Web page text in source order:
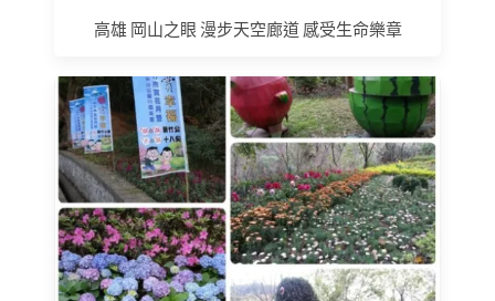
高雄 岡山之眼 漫步天空廊道 感受生命樂章